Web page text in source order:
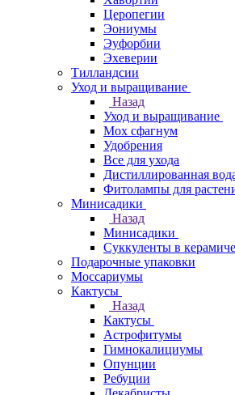
Церопегии
Эониумы
Эуфорбии
Эхеверии
Тилландсии
Уход и выращивание
Назад
Уход и выращивание
Мох сфагнум
Удобрения
Все для ухода
Дистиллированная
Фитолампы для
Минисадики
Назад
Минисадики
Суккуленты в
Подарочные упаковки
Моссариумы
Кактусы
Назад
Кактусы
Астрофитумы
Гимнокалициумы
Опунции
Ребуции